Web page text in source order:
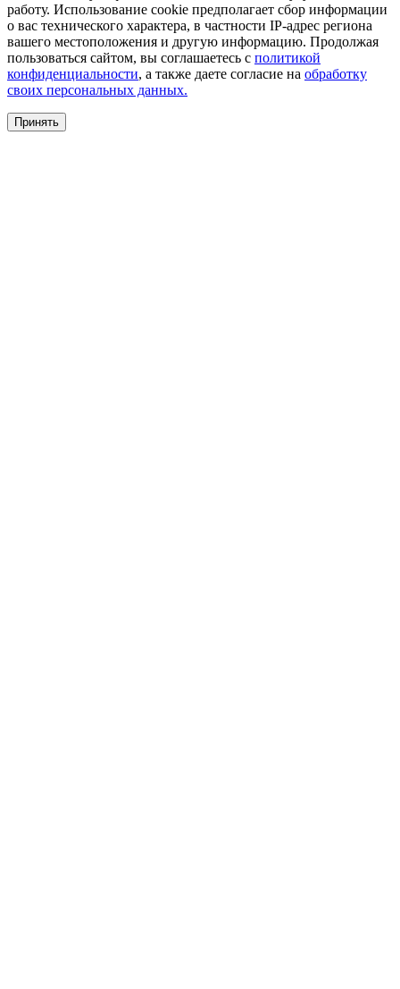
работу. Использование cookie предполагает сбор информации
о вас технического характера, в частности IP-адрес региона
вашего местоположения и другую информацию. Продолжая
пользоваться сайтом, вы соглашаетесь с политикой
конфиденциальности, а также даете согласие на обработку
своих персональных данных.
Принять